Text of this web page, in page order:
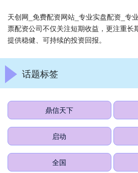
天创网_免费配资网站_专业实盘配资_专
票配资公司不仅关注短期收益，更注重长
提供稳健、可持续的投资回报。
话题标签
鼎信天下
启动
全国